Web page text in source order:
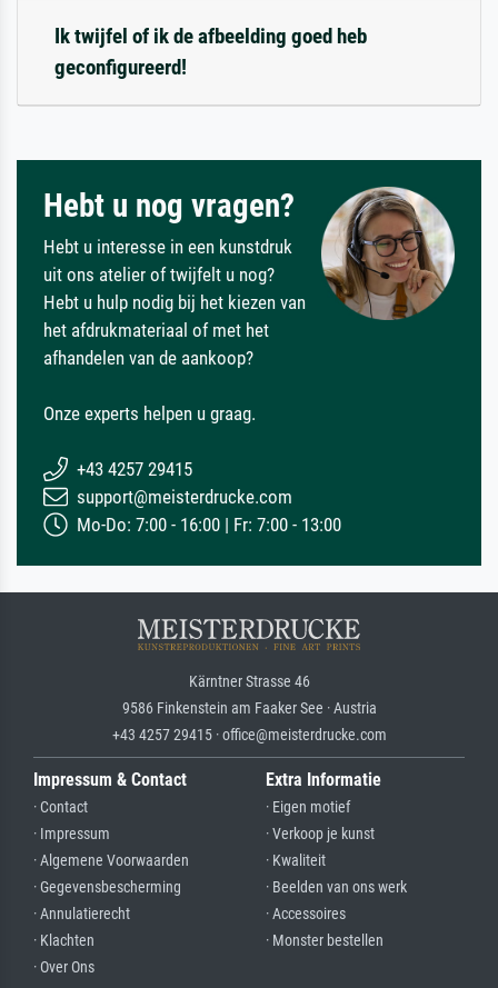
Ik twijfel of ik de afbeelding goed heb
geconfigureerd!
Hebt u nog vragen?
Hebt u interesse in een kunstdruk
uit ons atelier of twijfelt u nog?
Hebt u hulp nodig bij het kiezen van
het afdrukmateriaal of met het
afhandelen van de aankoop?
Onze experts helpen u graag.
+43 4257 29415
support@meisterdrucke.com
Mo-Do: 7:00 - 16:00 | Fr: 7:00 - 13:00
Kärntner Strasse 46
9586 Finkenstein am Faaker See · Austria
+43 4257 29415 · office@meisterdrucke.com
Impressum & Contact
· Contact
· Impressum
· Algemene Voorwaarden
· Gegevensbescherming
· Annulatierecht
· Klachten
· Over Ons
Extra Informatie
· Eigen motief
· Verkoop je kunst
· Kwaliteit
· Beelden van ons werk
· Accessoires
· Monster bestellen